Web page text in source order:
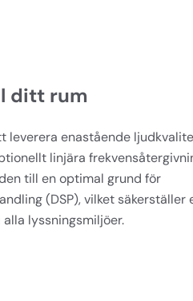
ditt rum
leverera enastående
linjära
till en optimal grund för
(DSP), vilket säkerställer
lyssningsmiljöer.